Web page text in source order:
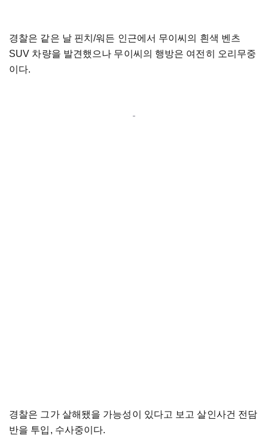
경찰은 같은 날 핀치/워든 인근에서 무이씨의 흰색 벤츠
SUV 차량을 발견했으나 무이씨의 행방은 여전히 오리무중
이다.
경찰은 그가 살해됐을 가능성이 있다고 보고 살인사건 전담
반을 투입, 수사중이다.